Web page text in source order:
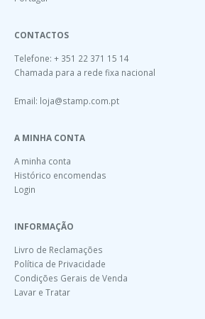
CONTACTOS
Telefone: + 351 22 371 15 14
Chamada para a rede fixa nacional
Email: loja@stamp.com.pt
A MINHA CONTA
A minha conta
Histórico encomendas
Login
INFORMAÇÃO
Livro de Reclamações
Política de Privacidade
Condições Gerais de Venda
Lavar e Tratar